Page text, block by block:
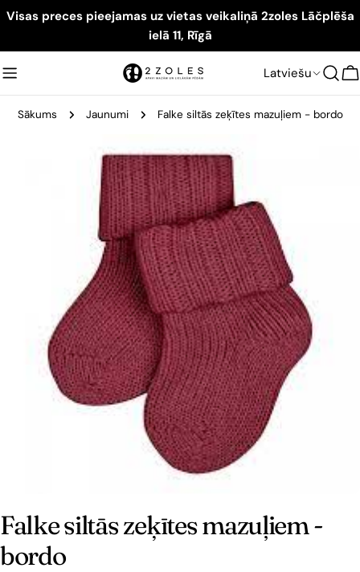
Visas preces pieejamas uz vietas veikaliņā 2zoles Lāčplēša
ielā 11, Rīgā
Latviešu
Sākums Jaunumi Falke siltās zeķītes mazuļiem - bordo
Falke siltās zeķītes mazuļiem -
bordo